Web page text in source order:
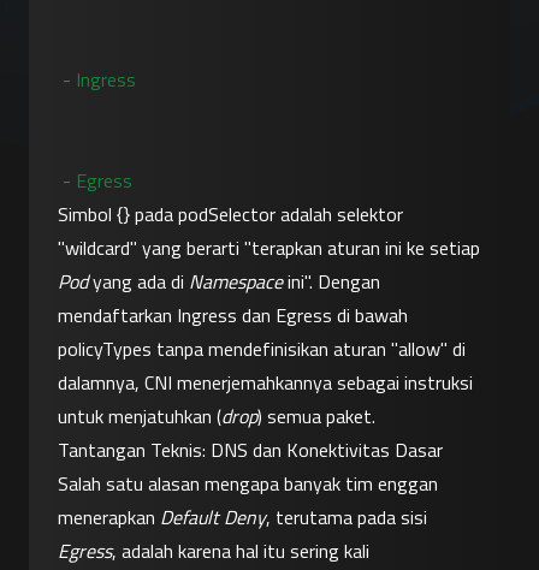
- Ingress
- Egress
Simbol {} pada podSelector adalah selektor
Pod yang ada di Namespace ini". Dengan
mendaftarkan Ingress dan Egress di bawah
policyTypes tanpa mendefinisikan aturan "allow" di
dalamnya, CNI menerjemahkannya sebagai instruksi
untuk menjatuhkan (drop) semua paket.
Tantangan Teknis: DNS dan Konektivitas Dasar
Salah satu alasan mengapa banyak tim enggan
menerapkan Default Deny
Egress, adalah karena hal itu sering kali